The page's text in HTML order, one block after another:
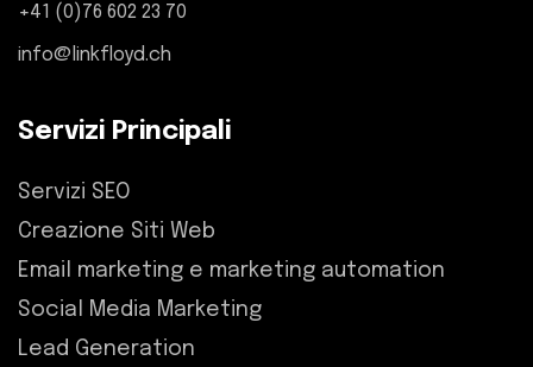
+41 (0)76 602 23 70
info@linkfloyd.ch
Servizi Principali
Servizi SEO
Creazione Siti Web
Email marketing e marketing automation
Social Media Marketing
Lead Generation